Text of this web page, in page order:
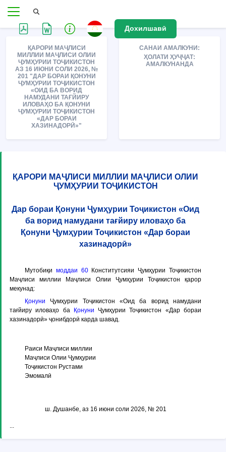
Дохилшавӣ
ҚАРОРИ МАҶЛИСИ
МИЛЛИИ МАҶЛИСИ ОЛИИ
ҶУМҲУРИИ ТОҶИКИСТОН
АЗ 16 ИЮНИ СОЛИ 2026, №
201 "ДАР БОРАИ ҚОНУНИ
ҶУМҲУРИИ ТОҶИКИСТОН
«ОИД БА ВОРИД
НАМУДАНИ ТАҒЙИРУ
ИЛОВАҲО БА ҚОНУНИ
ҶУМҲУРИИ ТОҶИКИСТОН
«ДАР БОРАИ
ХАЗИНАДОРӢ»"
САНАИ АМАЛКУНИ:
ҲОЛАТИ ҲУҶҶАТ:
АМАЛКУНАНДА
ҚАРОРИ МАҶЛИСИ МИЛЛИИ МАҶЛИСИ ОЛИИ
ҶУМҲУРИИ ТОҶИКИСТОН
Дар бораи Қонуни Ҷумҳурии Тоҷикистон «Оид
ба ворид намудани тағйиру иловаҳо ба
Қонуни Ҷумҳурии Тоҷикистон «Дар бораи
хазинадорӣ»
Мутобиқи моддаи 60Конститутсияи Ҷумҳурии Тоҷикистон
Маҷлиси миллии Маҷлиси Олии Ҷумҳурии Тоҷикистон қарор
мекунад:
Қонуни Ҷумҳурии Тоҷикистон «Оид ба ворид намудани
тағйиру иловаҳо ба
Қонуни Ҷумҳурии Тоҷикистон «Дар бораи
хазинадорӣ» ҷонибдорӣ карда шавад.
Раиси Маҷлиси миллии
Маҷлиси Олии Ҷумҳурии
Тоҷикистон Рустами
Эмомалӣ
ш. Душанбе, аз 16 июни соли 2026, № 201
...